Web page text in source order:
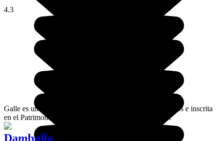
4.3
Galle es una ciudad fortificada construida por los europeos e inscrita
en el Patrimonio Mundial de la UNESCO desde 1988.
Dambulla